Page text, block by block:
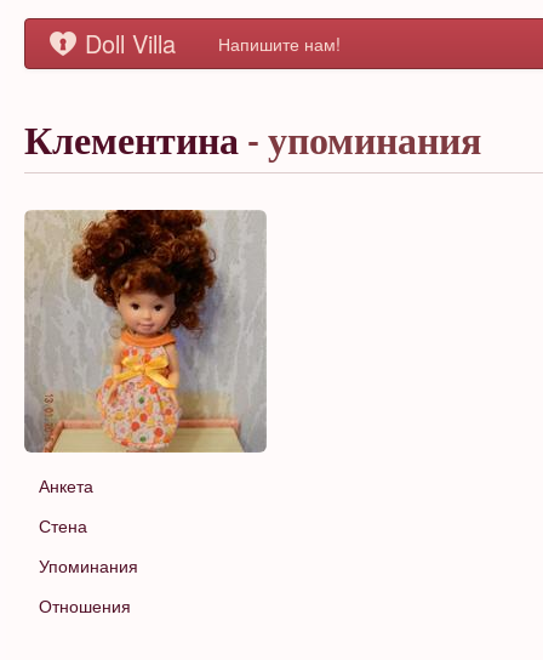
Doll Villa Напишите нам!
Клементина - упоминания
Анкета
Стена
Упоминания
Отношения